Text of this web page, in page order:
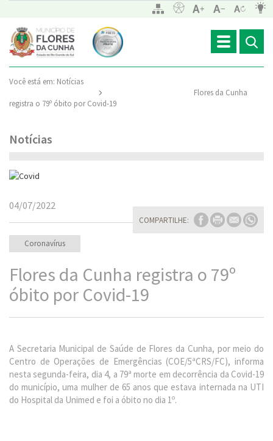
Toggle
navigation
Você está em: Notícias
Flores da Cunha
registra o 79º óbito por Covid-19
Notícias
COMPARTILHE:
04/07/2022
Coronavírus
Flores da Cunha registra o 79º
óbito por Covid-19
A Secretaria Municipal de Saúde de Flores da Cunha, por meio do
Centro de Operações de Emergências (COE/5ªCRS/FC), informa
nesta segunda-feira, dia 4, a 79ª morte em decorrência da Covid-19
do município, uma mulher de 65 anos que estava internada na UTI
do Hospital da Unimed e foi a óbito no dia 1º.